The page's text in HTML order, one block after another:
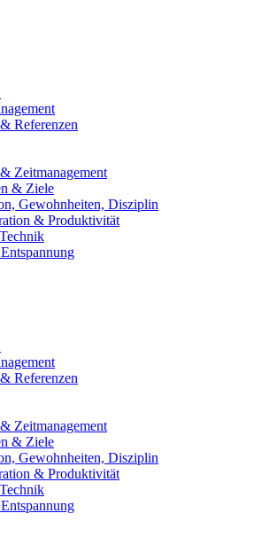
Referenzen
Zeitmanagement
& Ziele
Gewohnheiten, Disziplin
& Produktivität
Referenzen
Zeitmanagement
& Ziele
Gewohnheiten, Disziplin
& Produktivität